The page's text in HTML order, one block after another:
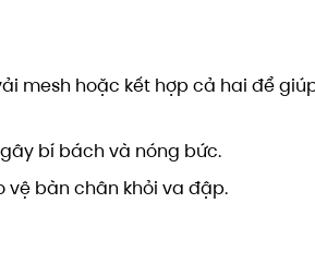
mesh hoặc kết hợp cả hai để
bí bách và nóng bức.
vệ bàn chân khỏi va đập.